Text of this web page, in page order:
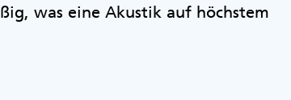
was eine Akustik auf höchstem